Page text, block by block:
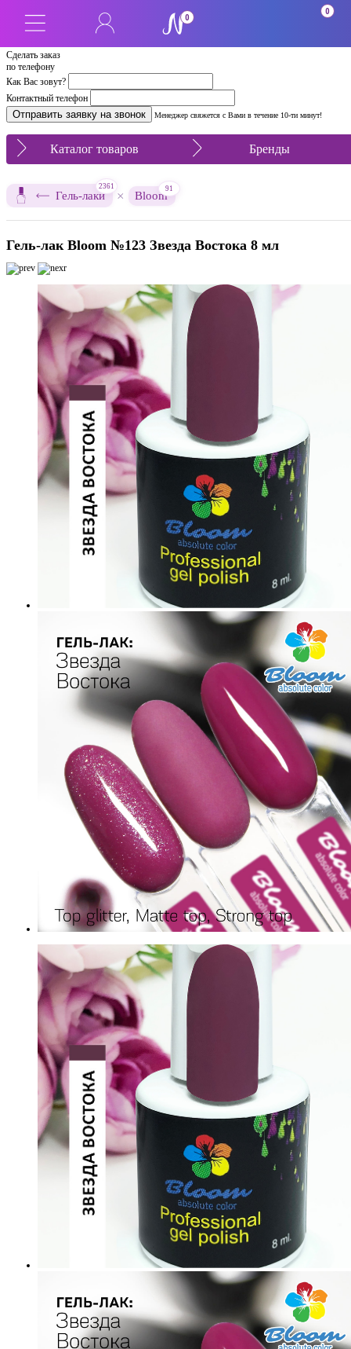
Сделать заказ
по телефону
Как Вас зовут?
Контактный телефон
Менеджер свяжется с Вами в течение 10-ти минут!
0
0
Каталог товаров Бренды
Гель-лаки
2361
× Bloom
91
Гель-лак Bloom №123 Звезда Востока 8 мл